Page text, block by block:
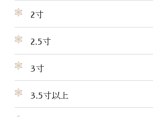
2寸
2.5寸
3寸
3.5寸以上